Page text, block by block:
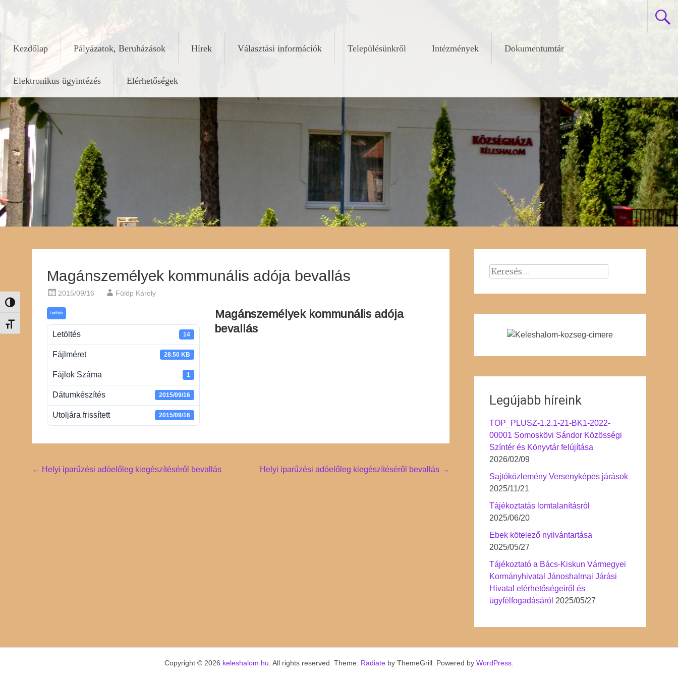
Nagy kontraszt váltása
Betűméret váltása
Kezdőlap Pályázatok, Beruházások Hírek Választási információk Településünkről Intézmények Dokumentumtár
Elektronikus ügyintézés Elérhetőségek
Magánszemélyek kommunális adója bevallás
2015/09/16 Fülöp Károly
Letöltés
Letöltés 14
Fájlméret 28.50 KB
Fájlok Száma 1
Dátumkészítés 2015/09/16
Utoljára frissített 2015/09/16
Magánszemélyek kommunális adója
bevallás
Post
← Helyi iparűzési adóelőleg kiegészítéséről bevallás Helyi iparűzési adóelőleg kiegészítéséről bevallás →
Keresés:
Legújabb híreink
TOP_PLUSZ-1.2.1-21-BK1-2022-
00001 Somoskövi Sándor Közösségi
Színtér és Könyvtár felújítása
2026/02/09
Sajtóközlemény Versenyképes járások
2025/11/21
Tájékoztatás lomtalanításról
2025/06/20
Ebek kötelező nyilvántartása
2025/05/27
Tájékoztató a Bács-Kiskun Vármegyei
Kormányhivatal Jánoshalmai Járási
Hivatal elérhetőségeiről és
ügyfélfogadásáról 2025/05/27
Copyright © 2026 keleshalom.hu . All rights reserved. Theme: Radiate by ThemeGrill. Powered by WordPress